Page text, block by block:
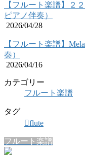
【フルート楽譜】２
ピアノ伴奏）
2026/04/28
【フルート楽譜】
奏）
2026/04/16
カテゴリー
フルート楽譜
タグ
flute
フルート楽譜